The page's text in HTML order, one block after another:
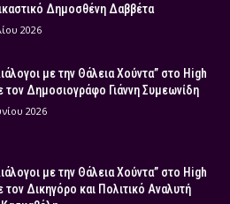
Δημοσθένη Δαββέτα
2026
με την Θάλεια Χούντα” στο High
τον Δημοσιογράφο Γιάννη Συμεωνίδη
2026
με την Θάλεια Χούντα” στο High
τον Δικηγόρο και Πολιτικό Αναλυτή